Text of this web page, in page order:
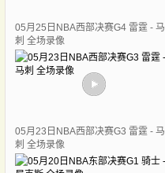
05月25日NBA西部决赛G4 雷霆 - 马
刺 全场录像
05月23日NBA西部决赛G3 雷霆 - 马
刺 全场录像